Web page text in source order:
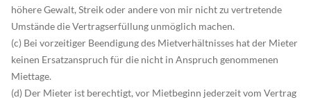
höhere Gewalt, Streik oder andere von mir nicht zu vertretende
Umstände die Vertragserfüllung unmöglich machen.
(c) Bei vorzeitiger Beendigung des Mietverhältnisses hat der Mieter
keinen Ersatzanspruch für die nicht in Anspruch genommenen
Miettage.
(d) Der Mieter ist berechtigt, vor Mietbeginn jederzeit vom Vertrag